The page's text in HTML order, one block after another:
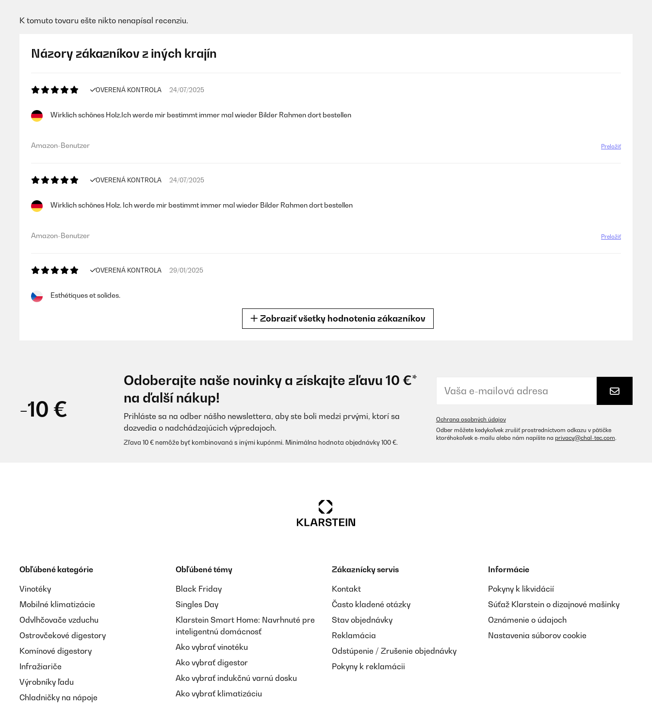
K tomuto tovaru ešte nikto nenapísal recenziu.
Názory zákazníkov z iných krajín
OVERENÁ KONTROLA 24/07/2025
Wirklich schönes Holz.Ich werde mir bestimmt immer mal wieder Bilder Rahmen dort bestellen
Amazon-Benutzer Preložiť
OVERENÁ KONTROLA 24/07/2025
Wirklich schönes Holz. Ich werde mir bestimmt immer mal wieder Bilder Rahmen dort bestellen
Amazon-Benutzer Preložiť
OVERENÁ KONTROLA 29/01/2025
Esthétiques et solides.
Parfait idéal pour les paints diamond
Utilisateur d'Amazon
Lieferung, Verpackung und Qualität sehr gut
Amazon-Benutzer
16/01/2025
Ware wie beschrieben einwandfrei verpackt und schnelle Lieferung!!!
Amazon-Benutzer
Zobraziť všetky hodnotenia zákazníkov
-10 €
Odoberajte naše novinky a získajte zľavu 10 €*
na ďalší nákup!
Prihláste sa na odber nášho newslettera, aby ste boli medzi prvými, ktorí sa
dozvedia o nadchádzajúcich výpredajoch.
Zľava 10 € nemôže byť kombinovaná s inými kupónmi. Minimálna hodnota objednávky 100 €.
Ochrana osobných údajov
Odber môžete kedykoľvek zrušiť prostredníctvom odkazu v pätičke
ktoréhokoľvek e-mailu alebo nám napíšte na privacy@chal-tec.com.
Obľúbené kategórie
Vinotéky
Mobilné klimatizácie
Odvlhčovače vzduchu
Ostrovčekové digestory
Komínové digestory
Infražiariče
Výrobníky ľadu
Chladničky na nápoje
Obľúbené témy
Black Friday
Singles Day
Klarstein Smart Home: Navrhnuté pre
inteligentnú domácnosť
Ako vybrať vinotéku
Ako vybrať digestor
Ako vybrať indukčnú varnú dosku
Ako vybrať klimatizáciu
Zákaznícky servis
Kontakt
Často kladené otázky
Stav objednávky
Reklamácia
Odstúpenie / Zrušenie objednávky
Pokyny k reklamácii
Informácie
Pokyny k likvidácií
Súťaž Klarstein o dizajnové mašinky
Oznámenie o údajoch
Nastavenia súborov cookie